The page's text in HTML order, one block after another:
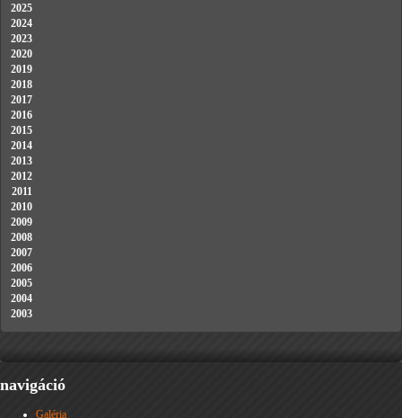
2025
2024
2023
2020
2019
2018
2017
2016
2015
2014
2013
2012
2011
2010
2009
2008
2007
2006
2005
2004
2003
navigáció
Galéria